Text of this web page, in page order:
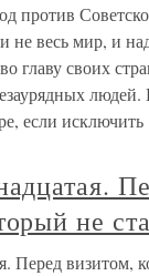
против
не весь мир, и
главу своих
если исключить
не
Перед визитом,